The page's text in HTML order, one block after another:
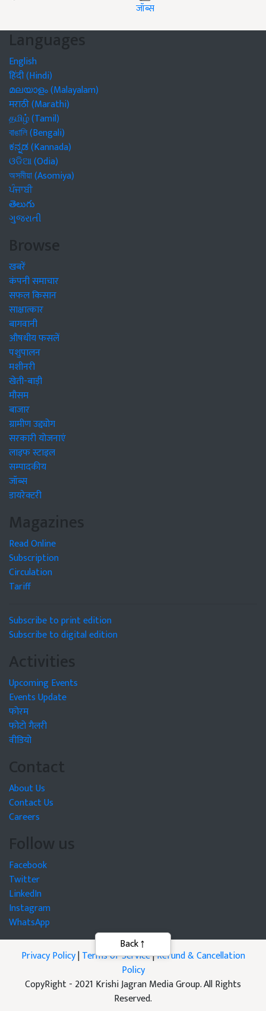
जॉब्स
Languages
English
हिंदी (Hindi)
മലയാളം (Malayalam)
मराठी (Marathi)
தமிழ் (Tamil)
বাঙালি (Bengali)
ಕನ್ನಡ (Kannada)
ଓଡିଆ (Odia)
অসমীয়া (Asomiya)
ਪੰਜਾਬੀ
తెలుగు
ગુજરાતી
Browse
खबरें
कंपनी समाचार
सफल किसान
साक्षात्कार
बागवानी
औषधीय फसलें
पशुपालन
मशीनरी
खेती-बाड़ी
मौसम
बाजार
ग्रामीण उद्द्योग
सरकारी योजनाएं
लाइफ स्टाइल
सम्पादकीय
जॉब्स
डायरेक्टरी
Magazines
Read Online
Subscription
Circulation
Tariff
Subscribe to print edition
Subscribe to digital edition
Activities
Upcoming Events
Events Update
फोरम
फोटो गैलरी
वीडियो
Contact
About Us
Contact Us
Careers
Follow us
Facebook
Twitter
LinkedIn
Instagram
WhatsApp
Privacy Policy|Terms of Service|Refund & Cancellation
Policy
CopyRight - 2021 Krishi Jagran Media Group. All Rights
Reserved.
Back